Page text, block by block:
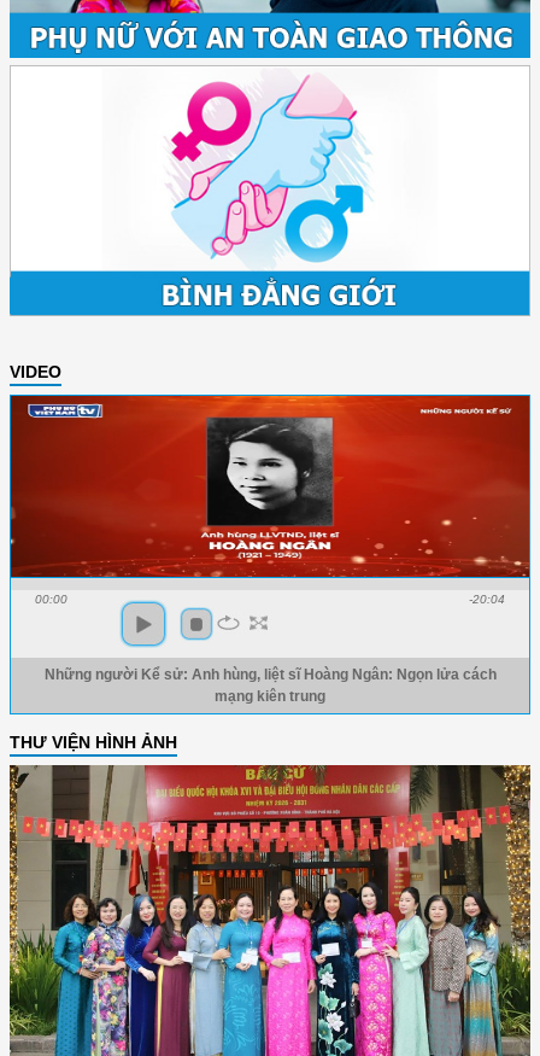
VIDEO
00:00 -20:04
Những người Kể sử: Anh hùng, liệt sĩ Hoàng Ngân: Ngọn lửa cách
mạng kiên trung
THƯ VIỆN HÌNH ẢNH